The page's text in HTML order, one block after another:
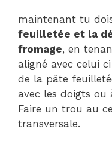
maintenant tu
feuilletée et la
fromage, en
aligné avec celui
de la pâte
avec les doigts ou
Faire un trou au
transversale.